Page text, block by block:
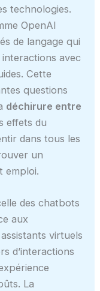
technologies.
OpenAI
de langage qui
avec
Cette
questions
déchirure entre
effets du
dans tous les
un
emploi.
des chatbots
aux
virtuels
d’interactions
La